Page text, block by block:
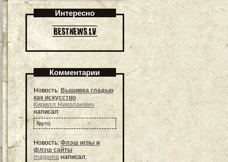
Интересно
Комментарии
Новость: Вышивка гладью
как искусство
Кирилл Николаевич
написал:
Круто)
Новость: Флэш игры и
флэш сайты
magama написал: